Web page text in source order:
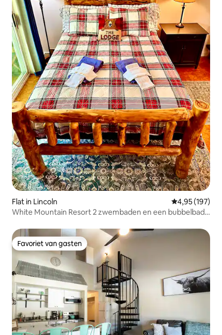
Flat in Lincoln Gemiddelde
4,95 (197)
White Mountain Resort 2 zwembaden en een bubbelbad
Favoriet van gasten
Favoriet van gasten